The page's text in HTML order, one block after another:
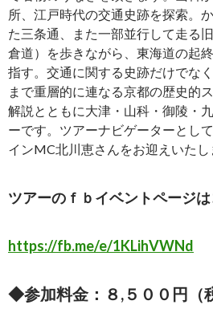
所、江戸時代の交通史跡を探索。
た三条通、また一部並行して走る
倉道）を歩きながら、東海道の起
指す。交通に関する史跡だけでな
まで重層的に連なる京都の歴史的
解説とともに大津・山科・御陵・
ーです。ツアーナビゲーターとし
インMC北川恵さんをお迎えいたし
ツアーのｆｂイベントページ
https://fb.me/e/1KLihVWNd
◆参加料金：８,５００円（